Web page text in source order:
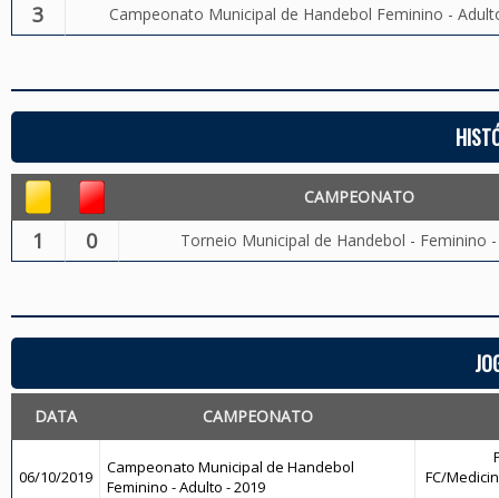
3 Campeonato Municipal de Handebol Feminino -
CAMPEONATO
1 0 Torneio Municipal de Handebol - Feminino
DATA CAMPEONATO
06/10/2019
Campeonato Municipal de Handebol
Feminino - Adulto - 2019
FC/